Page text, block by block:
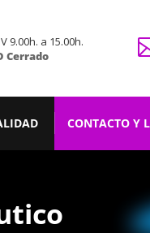
9.00h. a 15.00h.
Cerrado
CONTACTO Y